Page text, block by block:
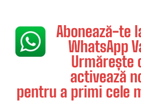
Abonează-te
WhatsApp
Urmărește
activează
pentru a primi cele